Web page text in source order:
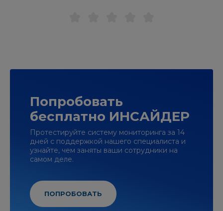
Попробовать
бесплатно ИНСАЙДЕР
Протестируйте систему мониторинга за 14
дней с поддержкой нашего специалиста и
узнайте, чем заняты ваши сотрудники на
самом деле.
ПОПРОБОВАТЬ